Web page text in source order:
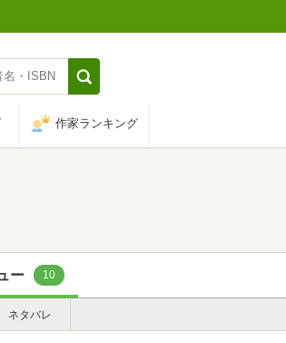
作家ランキング
ー 10
ネタバレ